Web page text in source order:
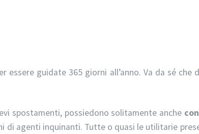
essere guidate 365 giorni all’anno. Va da sé che
spostamenti, possiedono solitamente anche
di agenti inquinanti. Tutte o quasi le utilitarie